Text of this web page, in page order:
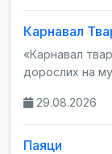
Карнавал
«Карнавал
дорослих на
29.08.2026
Паяци